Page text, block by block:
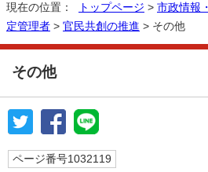
現在の位置： トップページ > 市政情報
定管理者 > 官民共創の推進 > その他
その他
ページ番号1032119